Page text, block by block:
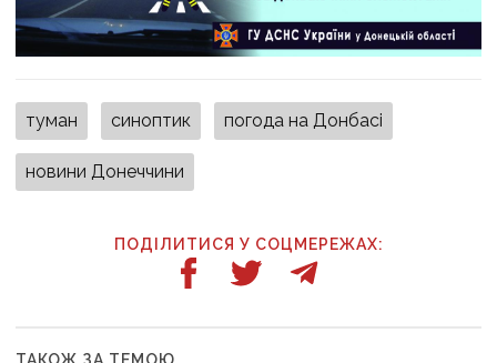
туман синоптик погода на Донбасі
новини Донеччини
ПОДІЛИТИСЯ У СОЦМЕРЕЖАХ: